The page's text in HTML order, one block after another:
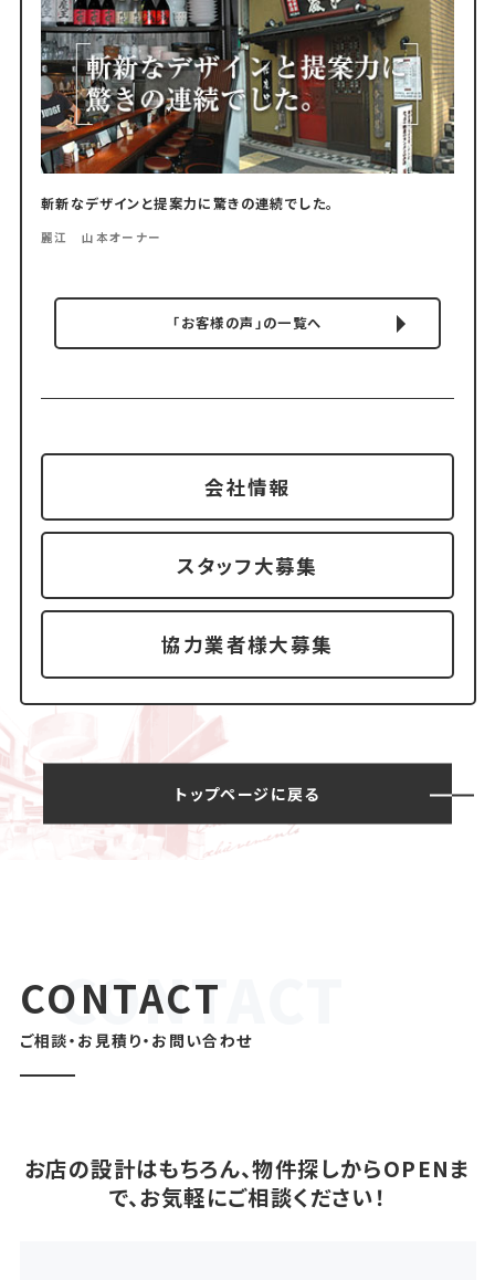
斬新なデザインと提案力に驚きの連続でした。
麗江 山本オーナー
「お客様の声」の一覧へ
会社情報
スタッフ大募集
協力業者様大募集
トップページに戻る
CONTACT
ご相談・お見積り・お問い合わせ
お店の設計はもちろん、物件探しからOPENま
で、お気軽にご相談ください！